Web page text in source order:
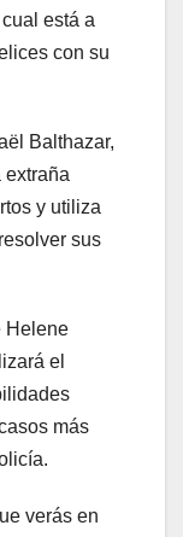
está a
con su
Balthazar,
extraña
y utiliza
sus
Helene
el
más
verás en